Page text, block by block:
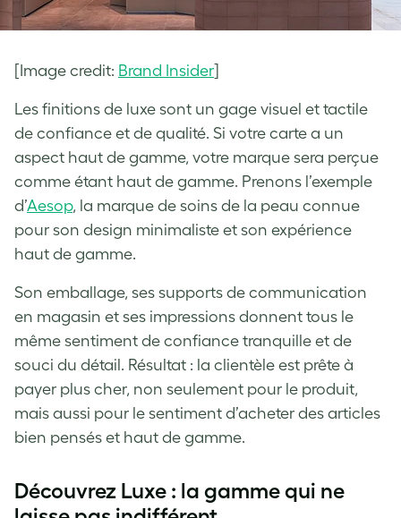
[Image credit: Brand Insider]
Les finitions de luxe sont un gage visuel et tactile
de confiance et de qualité. Si votre carte a un
aspect haut de gamme, votre marque sera perçue
comme étant haut de gamme. Prenons l’exemple
d’Aesop, la marque de soins de la peau connue
pour son design minimaliste et son expérience
haut de gamme.
Son emballage, ses supports de communication
en magasin et ses impressions donnent tous le
même sentiment de confiance tranquille et de
souci du détail. Résultat : la clientèle est prête à
payer plus cher, non seulement pour le produit,
mais aussi pour le sentiment d’acheter des articles
bien pensés et haut de gamme.
Découvrez Luxe : la gamme qui ne